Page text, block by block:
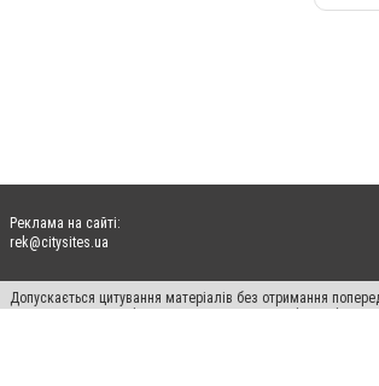
Реклама на сайті:
rek@citysites.ua
Допускається цитування матеріалів без отримання
пошукових систем гіперпосилання на цитовані статті не